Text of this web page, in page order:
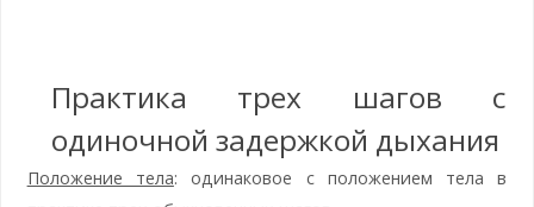
Практика трех шагов с
одиночной задержкой дыхания
Положение тела: одинаковое с положением тела в